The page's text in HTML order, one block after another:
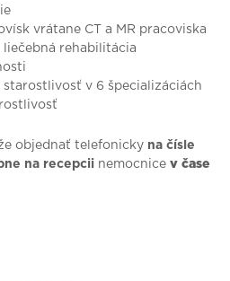
vrátane CT a MR pracoviska
rehabilitácia
v 6 špecializáciách
objednať telefonicky na čísle
na recepcii nemocnice v čase